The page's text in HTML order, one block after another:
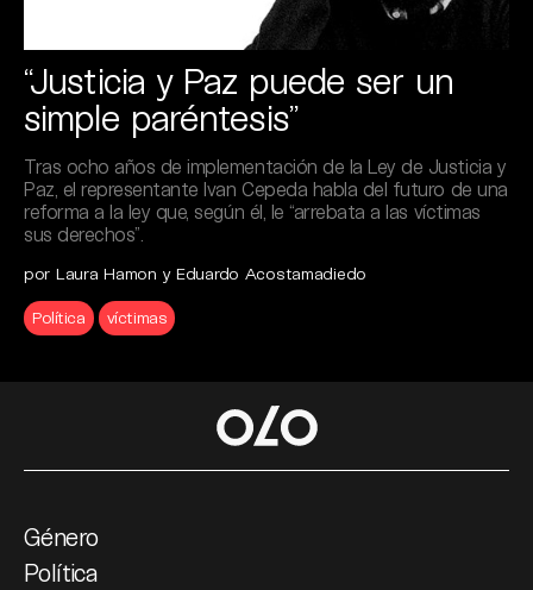
“Justicia y Paz puede ser un
simple paréntesis”
Tras ocho años de implementación de la Ley de Justicia y
Paz, el representante Ivan Cepeda habla del futuro de una
reforma a la ley que, según él, le “arrebata a las víctimas
sus derechos”.
por Laura Hamon y Eduardo Acostamadiedo
Política víctimas
Género
Política